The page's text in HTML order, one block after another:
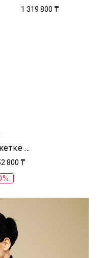
1 319 800 ₸
Мюли на танкетке Yaga
800 ₸